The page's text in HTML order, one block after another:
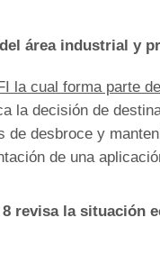
área industrial y
la decisión de
de desbroce y
de una
revisa la situación